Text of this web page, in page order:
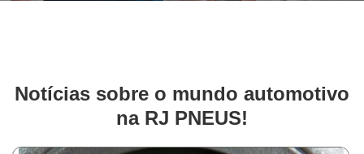
Notícias sobre o mundo automotivo
na RJ PNEUS!